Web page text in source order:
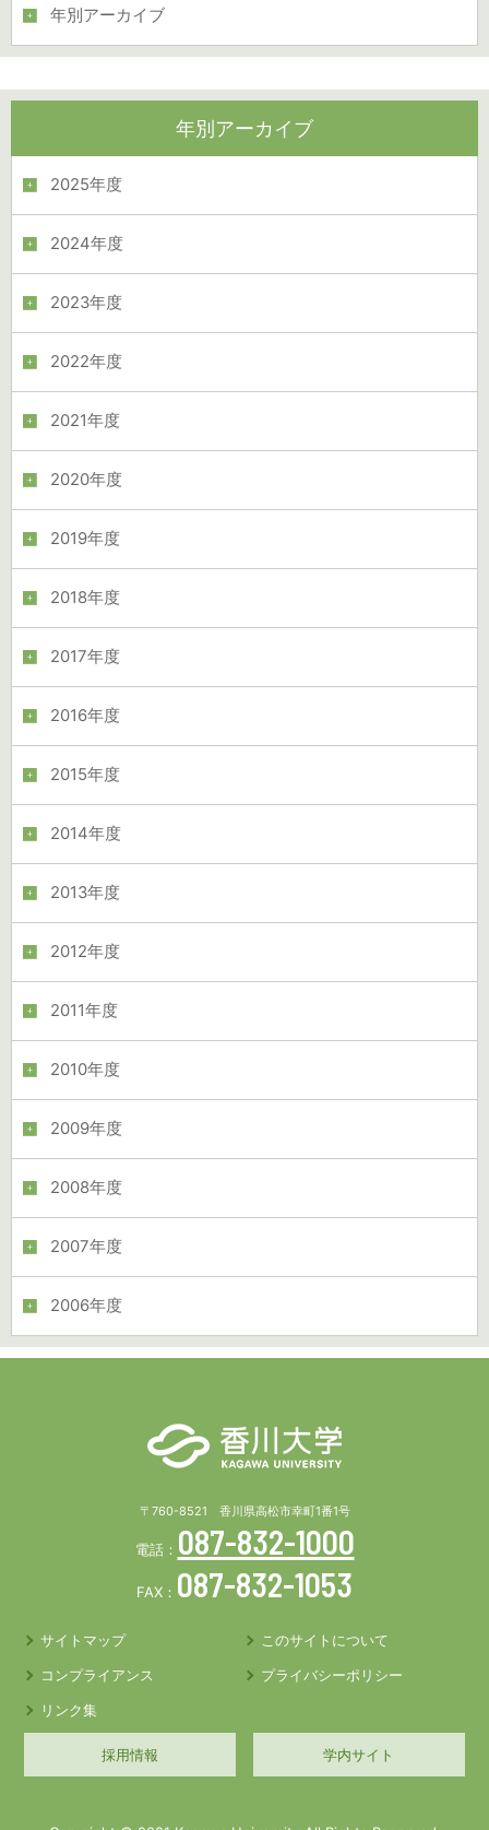
年別アーカイブ
年別アーカイブ
2025年度
2024年度
2023年度
2022年度
2021年度
2020年度
2019年度
2018年度
2017年度
2016年度
2015年度
2014年度
2013年度
2012年度
2011年度
2010年度
2009年度
2008年度
2007年度
2006年度
〒760-8521 香川県高松市幸町1番1号
電話： 087-832-1000
FAX： 087-832-1053
サイトマップ
このサイトについて
コンプライアンス
プライバシーポリシー
リンク集
採用情報 学内サイト